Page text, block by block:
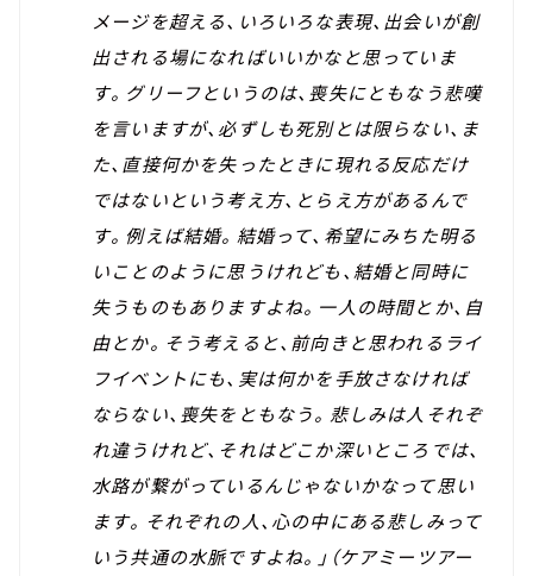
メージを超える、いろいろな表現、出会いが創
出される場になればいいかなと思っていま
す。グリーフというのは、喪失にともなう悲嘆
を言いますが、必ずしも死別とは限らない、ま
た、直接何かを失ったときに現れる反応だけ
ではないという考え方、とらえ方があるんで
す。例えば結婚。結婚って、希望にみちた明る
いことのように思うけれども、結婚と同時に
失うものもありますよね。一人の時間とか、自
由とか。そう考えると、前向きと思われるライ
フイベントにも、実は何かを手放さなければ
ならない、喪失をともなう。悲しみは人それぞ
れ違うけれど、それはどこか深いところでは、
水路が繋がっているんじゃないかなって思い
ます。それぞれの人、心の中にある悲しみって
いう共通の水脈ですよね。」（ケアミーツアー